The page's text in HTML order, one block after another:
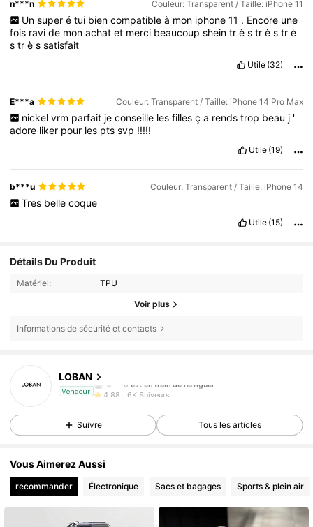
n***n Couleur: Transparent / Taille: iPhone 11
Un super é tui bien compatible à mon iphone 11 . Encore une
fois ravide monachatet merci beaucoupsheintrèstrèstrè
strèssatisfait
Utile (32)
E***a Couleur: Transparent / Taille: iPhone 14 Pro Max
nickel vrm parfait je conseille les filles ç a rends trop beau j '
adore liker pour les ptssvp !!!!!
Utile (19)
b***u Couleur: Transparent / Taille: iPhone 14
Tres belle coque
Utile (15)
Détails Du Produit
Matériel: TPU
Voir plus
Informations de sécurité et contacts
LOBAN
Vendeur 4,88 6K Suiveurs
4,88 6K Suiveurs
4,88 6K Suiveurs
4,88
4,88 6K Suiveurs
4,88 6K Suiveurs
Suivre Tous les articles
Vous Aimerez Aussi
recommander Électronique Sacs et bagages Sports & plein air